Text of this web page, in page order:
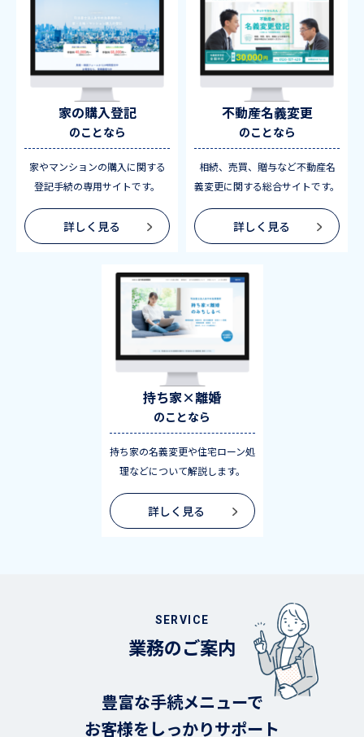
家の購入登記
のことなら
家やマンションの購入に関する
登記手続の専用サイトです。
詳しく見る
不動産名義変更
のことなら
相続、売買、贈与など不動産名
義変更に関する総合サイトです。
詳しく見る
持ち家×離婚
のことなら
持ち家の名義変更や住宅ローン処
理などについて解説します。
詳しく見る
SERVICE
業務のご案内
豊富な手続メニューで
お客様をしっかりサポート